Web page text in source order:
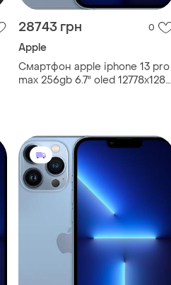
28743 грн 0
Apple
Смартфон apple iphone 13 pro
max 256gb 6.7" oled 12778x1284